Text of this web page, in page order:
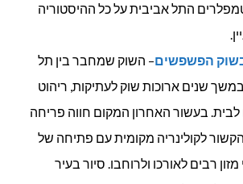
התל אביבית על כל ההיסטוריה
בשוק הפשפשים– השוק שמחבר בין תל
במשך שנים ארוכות שוק לעתיקות, ריהוט
לבית. בעשור האחרון המקום חווה פריחה
לקולינריה מקומית עם פתיחה של
רבים לאורכו ולרוחבו. סיור בעיר